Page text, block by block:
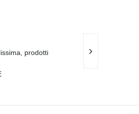
prodotti
Materiali